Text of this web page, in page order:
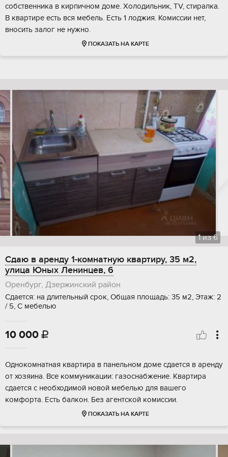
собственника в кирпичном доме. Холодильник, TV, стиралка.
В квартире есть вся мебель. Есть 1 лоджия. Комиссии нет,
вносить залог не нужно.
ПОКАЗАТЬ НА КАРТЕ
1из6
Сдаю в аренду 1-комнатную квартиру, 35 м2,
улица Юных Ленинцев, 6
Оренбург, Дзержинский район
Сдается: на длительный срок, Общая площадь: 35 м2, Этаж: 2
/ 5, С мебелью
10 000 
Однокомнатная квартира в панельном доме сдается в аренду
от хозяина. Все коммуникации: газоснабжение. Квартира
сдается с необходимой новой мебелью для вашего
комфорта. Есть балкон. Без агентской комиссии.
ПОКАЗАТЬ НА КАРТЕ